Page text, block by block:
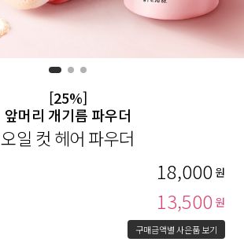
[25%]
앞머리 개기름 파우더
오일 컷 헤어 파우더
18,000 원
13,500 원
구매금액별 사은품 보기